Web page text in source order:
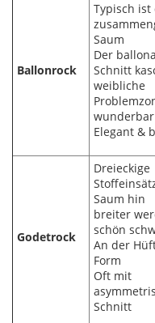
Ballonrock
Typisch ist
Saum
Der
Schnitt
weibliche
wunderbar
Elegant &
Godetrock
Dreieckige
Saum hin
breiter
schön
An der
Form
Oft mit
Schnitt